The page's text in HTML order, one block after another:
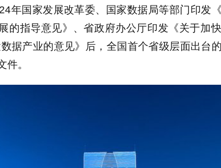
年国家发展改革委、国家数据局等部门印发
的指导意见》、省政府办公厅印发《关于加
据产业的意见》后，全国首个省级层面出台
件。